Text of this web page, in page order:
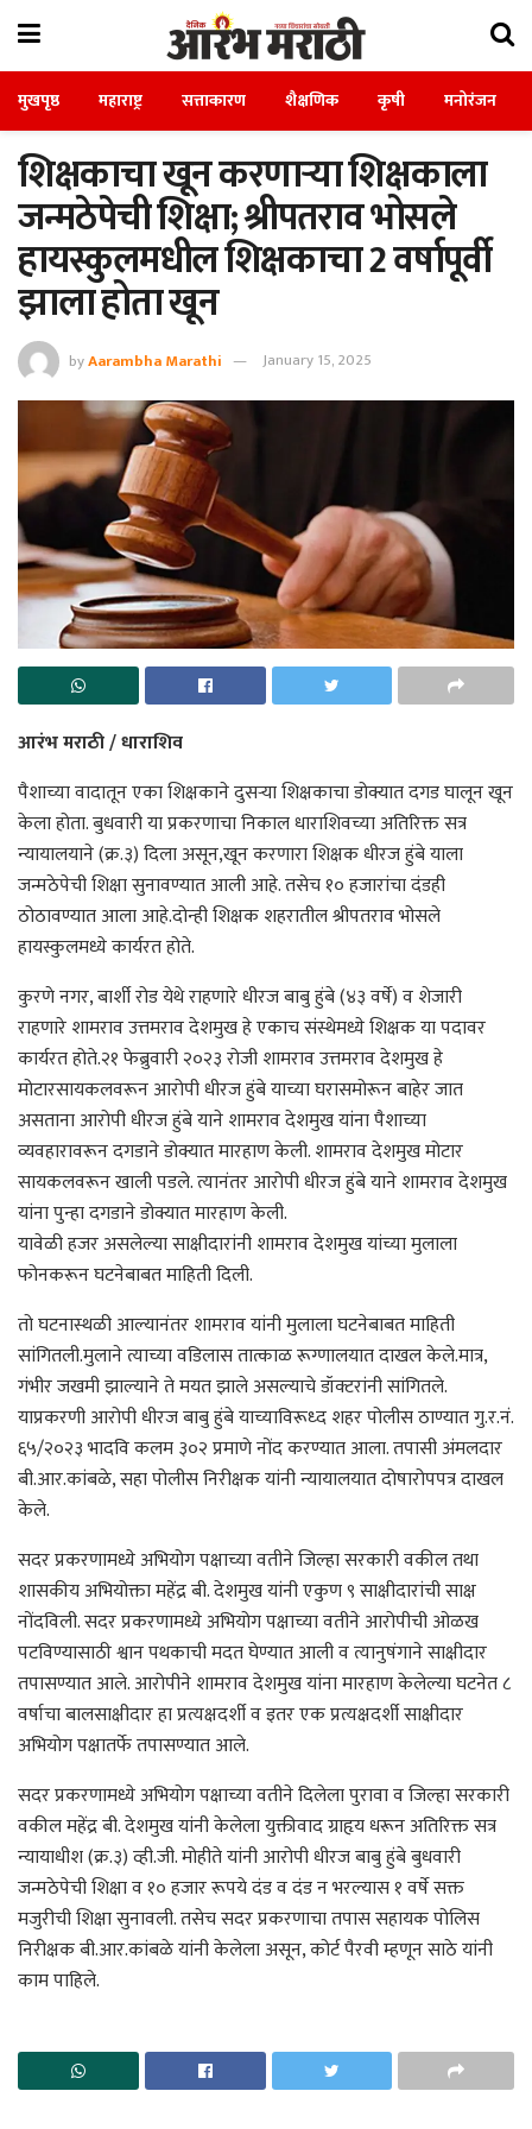
मुखपृष्ठ महाराष्ट्र सत्ताकारण शैक्षणिक कृषी मनोरंजन
शिक्षकाचा खून करणाऱ्या शिक्षकाला
जन्मठेपेची शिक्षा; श्रीपतराव भोसले
हायस्कुलमधील शिक्षकाचा 2 वर्षापूर्वी
झाला होता खून
byAarambha Marathi January 15, 2025
आरंभ मराठी / धाराशिव
पैशाच्या वादातून एका शिक्षकाने दुसऱ्या शिक्षकाचा डोक्यात दगड घालून खून
केला होता. बुधवारी या प्रकरणाचा निकाल धाराशिवच्या अतिरिक्त सत्र
न्यायालयाने (क्र.३) दिला असून,खून करणारा शिक्षक धीरज हुंबे याला
जन्मठेपेची शिक्षा सुनावण्यात आली आहे. तसेच १० हजारांचा दंडही
ठोठावण्यात आला आहे.दोन्ही शिक्षक शहरातील श्रीपतराव भोसले
हायस्कुलमध्ये कार्यरत होते.
कुरणे नगर, बार्शी रोड येथे राहणारे धीरज बाबु हुंबे (४३ वर्षे) व शेजारी
राहणारे शामराव उत्तमराव देशमुख हे एकाच संस्थेमध्ये शिक्षक या पदावर
कार्यरत होते.२१ फेब्रुवारी २०२३ रोजी शामराव उत्तमराव देशमुख हे
मोटारसायकलवरून आरोपी धीरज हुंबे याच्या घरासमोरून बाहेर जात
असताना आरोपी धीरज हुंबे याने शामराव देशमुख यांना पैशाच्या
व्यवहारावरून दगडाने डोक्यात मारहाण केली. शामराव देशमुख मोटार
सायकलवरून खाली पडले. त्यानंतर आरोपी धीरज हुंबे याने शामराव देशमुख
यांना पुन्हा दगडाने डोक्यात मारहाण केली.
यावेळी हजर असलेल्या साक्षीदारांनी शामराव देशमुख यांच्या मुलाला
फोनकरून घटनेबाबत माहिती दिली.
तो घटनास्थळी आल्यानंतर शामराव यांनी मुलाला घटनेबाबत माहिती
सांगितली.मुलाने त्याच्या वडिलास तात्काळ रूग्णालयात दाखल केले.मात्र,
गंभीर जखमी झाल्याने ते मयत झाले असल्याचे डॉक्टरांनी सांगितले.
याप्रकरणी आरोपी धीरज बाबु हुंबे याच्याविरूध्द शहर पोलीस ठाण्यात गु.र.नं.
६५/२०२३ भादवि कलम ३०२ प्रमाणे नोंद करण्यात आला. तपासी अंमलदार
बी.आर.कांबळे, सहा पोलीस निरीक्षक यांनी न्यायालयात दोषारोपपत्र दाखल
केले.
सदर प्रकरणामध्ये अभियोग पक्षाच्या वतीने जिल्हा सरकारी वकील तथा
शासकीय अभियोक्ता महेंद्र बी. देशमुख यांनी एकुण ९ साक्षीदारांची साक्ष
नोंदविली. सदर प्रकरणामध्ये अभियोग पक्षाच्या वतीने आरोपीची ओळख
पटविण्यासाठी श्वान पथकाची मदत घेण्यात आली व त्यानुषंगाने साक्षीदार
तपासण्यात आले. आरोपीने शामराव देशमुख यांना मारहाण केलेल्या घटनेत ८
वर्षाचा बालसाक्षीदार हा प्रत्यक्षदर्शी व इतर एक प्रत्यक्षदर्शी साक्षीदार
अभियोग पक्षातर्फे तपासण्यात आले.
सदर प्रकरणामध्ये अभियोग पक्षाच्या वतीने दिलेला पुरावा व जिल्हा सरकारी
वकील महेंद्र बी. देशमुख यांनी केलेला युक्तीवाद ग्राहृय धरून अतिरिक्त सत्र
न्यायाधीश (क्र.३) व्ही.जी. मोहीते यांनी आरोपी धीरज बाबु हुंबे बुधवारी
जन्मठेपेची शिक्षा व १० हजार रूपये दंड व दंड न भरल्यास १ वर्षे सक्त
मजुरीची शिक्षा सुनावली. तसेच सदर प्रकरणाचा तपास सहायक पोलिस
निरीक्षक बी.आर.कांबळे यांनी केलेला असून, कोर्ट पैरवी म्हणून साठे यांनी
काम पाह‍िले.